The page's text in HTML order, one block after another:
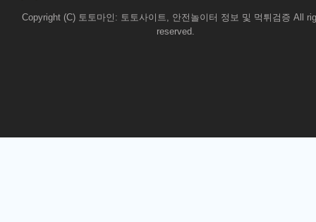
Copyright (C) 토토마인: 토토사이트, 안전놀이터 정보 및 먹튀검증 All
reserved.